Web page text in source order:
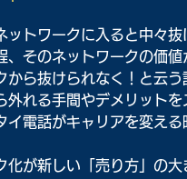
ットワークに入ると中々
、そのネットワークの価値
から抜けられなく！と云う
外れる手間やデメリットを
イ電話がキャリアを変え
化が新しい「売り方」の大